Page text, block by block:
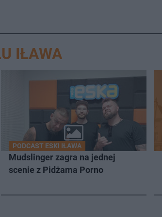
IŁAWA
PODCAST ESKI IŁAWA
Mudslinger zagra na jednej
scenie z Pidżama Porno